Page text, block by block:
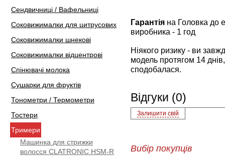
Сендвичниці / Вафельниці
Соковижималки для цитрусових
Соковижималки шнекові
Соковижималки відцентрові
Спінювачі молока
Сушарки для фруктів
Тонометри / Термометри
Тостери
Тримери
Машинка для стрижки
волосся CLATRONIC HSM-R
Гарантія на Головка до
виробника - 1 год
Ніякого ризику - ви
модель протягом 14
сподобалася.
Відгуки (0)
Залишити свій
Вибір покупців